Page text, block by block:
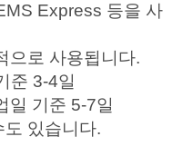
Express 등을 사
으로 사용됩니다.
준 3-4일
일 기준 5-7일
있습니다.